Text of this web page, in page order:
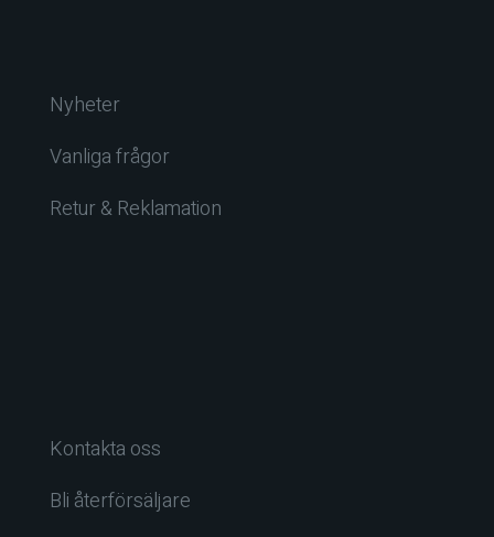
Nyheter
Vanliga frågor
Retur & Reklamation
Kontakta oss
Bli återförsäljare